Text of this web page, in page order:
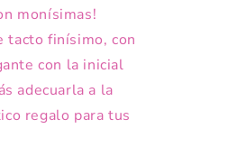
monísimas!
tacto finísimo, con
con la inicial
adecuarla a la
regalo para tus